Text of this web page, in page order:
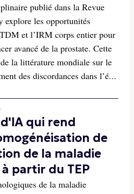
publié dans la Revue
explore les opportunités
et l’IRM corps entier pour
avancé de la prostate. Cette
la littérature mondiale sur le
des discordances dans l’é...
qui rend
de
de la maladie
partir du TEP
de la maladie